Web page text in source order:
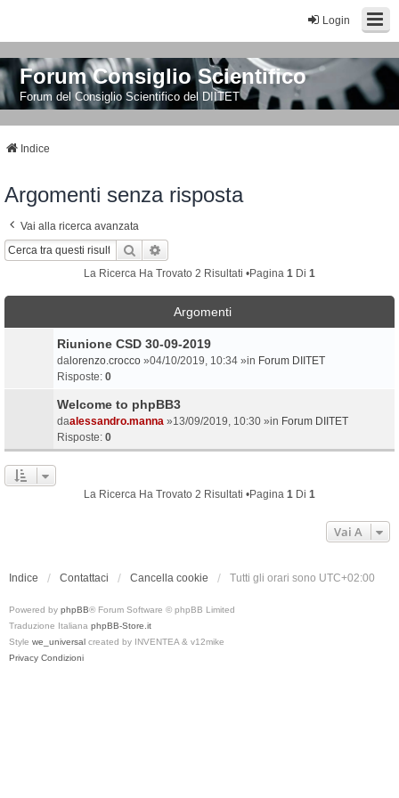
Login
Forum Consiglio Scientifico
Forum del Consiglio Scientifico del DIITET
Indice
Argomenti senza risposta
Vai alla ricerca avanzata
Cerca
La Ricerca Ha Trovato 2 Risultati •Pagina 1 Di 1
Argomenti
Riunione CSD 30-09-2019
da lorenzo.crocco »04/10/2019, 10:34 »in Forum DIITET
Risposte: 0
Welcome to phpBB3
daalessandro.manna »13/09/2019, 10:30 »in Forum DIITET
Risposte: 0
La Ricerca Ha Trovato 2 Risultati •Pagina 1 Di 1
Vai A
Indice Contattaci Cancella cookie Tutti gli orari sono UTC+02:00
Powered by phpBB® Forum Software © phpBB Limited
Traduzione Italiana phpBB-Store.it
Style we_universal created by INVENTEA & v12mike
Privacy Condizioni